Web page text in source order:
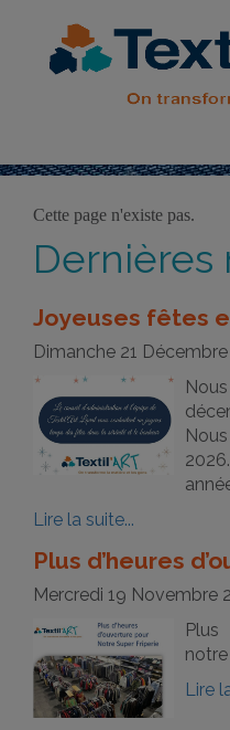
Cette page n'existe pas.
Dernières
Joyeuses fêtes
Dimanche 21
Lire la suite...
Plus d’heures
Mercredi 19 Novembre
Plus
Lire